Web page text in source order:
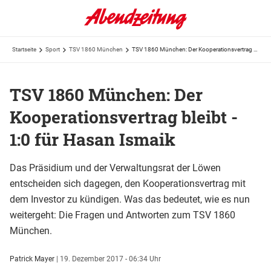
Startseite Sport TSV 1860 München
TSV 1860 München: Der
Kooperationsvertrag bleibt -
1:0 für Hasan Ismaik
Das Präsidium und der Verwaltungsrat der Löwen
entscheiden sich dagegen, den Kooperationsvertrag mit
dem Investor zu kündigen. Was das bedeutet, wie es nun
weitergeht: Die Fragen und Antworten zum TSV 1860
München.
Patrick Mayer | 19. Dezember 2017 - 06:34 Uhr